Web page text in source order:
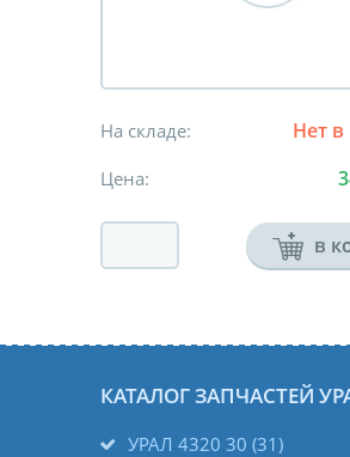
На складе: Нет
Цена:
в
КАТАЛОГ ЗАПЧАСТЕЙ
УРАЛ 4320 30 (31)